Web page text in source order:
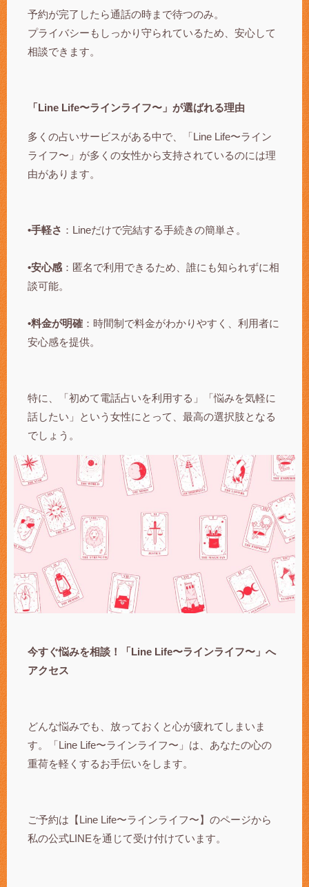
予約が完了したら通話の時まで待つのみ。
プライバシーもしっかり守られているため、安心して
相談できます。
「Line Life〜ラインライフ〜」が選ばれる理由
多くの占いサービスがある中で、「Line Life〜ライン
ライフ〜」が多くの女性から支持されているのには理
由があります。
•手軽さ ：Lineだけで完結する手続きの簡単さ。
•安心感 ：匿名で利用できるため、誰にも知られずに相
談可能。
•料金が明確 ：時間制で料金がわかりやすく、利用者に
安心感を提供。
特に、「初めて電話占いを利用する」「悩みを気軽に
話したい」という女性にとって、最高の選択肢となる
でしょう。
今すぐ悩みを相談！「Line Life〜ラインライフ〜」へ
アクセス
どんな悩みでも、放っておくと心が疲れてしまいま
す。「Line Life〜ラインライフ〜」は、あなたの心の
重荷を軽くするお手伝いをします。
ご予約は【Line Life〜ラインライフ〜】のページから
私の公式LINEを通じて受け付けています。